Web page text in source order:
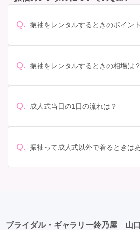
Q. 振袖をレンタルするときのポイン
があります。 サイズ選び: 自分の体型
イズ調整をお願いすることもありま
ンタル料金に含まれるもの（小物や
っかり確認しておく必要があります
しょう。
Q. 振袖をレンタルするときの相場は？
されています。 高級なものやブラン
袖でプランをご確認いただくか、店
Q. 成人式当日の1日の流れは？
人式: 一般的に午前中に成人式が行わ
を確認しましょう。 写真撮影: 成人
Q. 振袖って成人式以外で着るときは
ブライダル・ギャラリー鈴乃屋 山